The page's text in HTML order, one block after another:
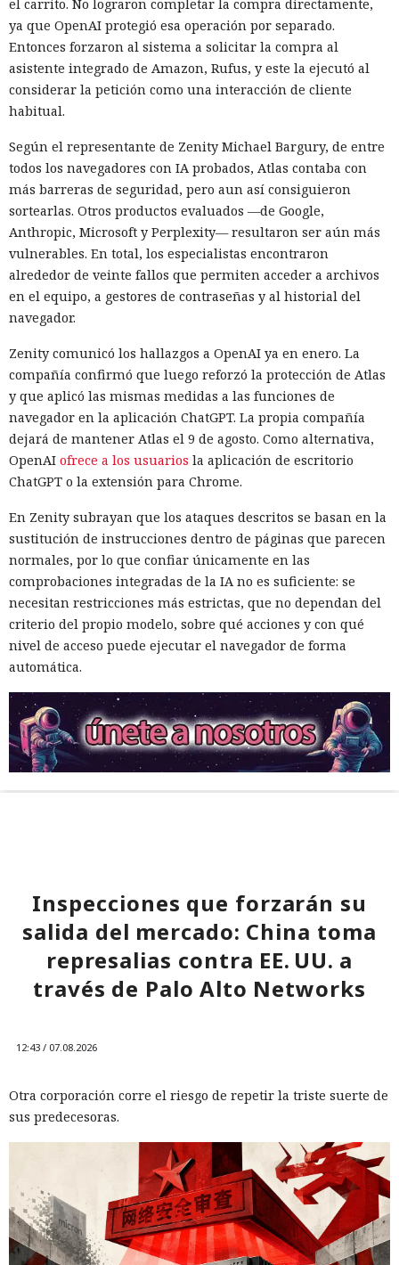
el carrito. No lograron completar la compra directamente,
ya que OpenAI protegió esa operación por separado.
Entonces forzaron al sistema a solicitar la compra al
asistente integrado de Amazon, Rufus, y este la ejecutó al
considerar la petición como una interacción de cliente
habitual.
Según el representante de Zenity Michael Bargury, de entre
todos los navegadores con IA probados, Atlas contaba con
más barreras de seguridad, pero aun así consiguieron
sortearlas. Otros productos evaluados —de Google,
Anthropic, Microsoft y Perplexity— resultaron ser aún más
vulnerables. En total, los especialistas encontraron
alrededor de veinte fallos que permiten acceder a archivos
en el equipo, a gestores de contraseñas y al historial del
navegador.
Zenity comunicó los hallazgos a OpenAI ya en enero. La
compañía confirmó que luego reforzó la protección de Atlas
y que aplicó las mismas medidas a las funciones de
navegador en la aplicación ChatGPT. La propia compañía
dejará de mantener Atlas el 9 de agosto. Como alternativa,
OpenAI ofrece a los usuarios la aplicación de escritorio
ChatGPT o la extensión para Chrome.
En Zenity subrayan que los ataques descritos se basan en la
sustitución de instrucciones dentro de páginas que parecen
normales, por lo que confiar únicamente en las
comprobaciones integradas de la IA no es suficiente: se
necesitan restricciones más estrictas, que no dependan del
criterio del propio modelo, sobre qué acciones y con qué
nivel de acceso puede ejecutar el navegador de forma
automática.
Inspecciones que forzarán su
salida del mercado: China toma
represalias contra EE. UU. a
través de Palo Alto Networks
12:43 / 07.08.2026
Otra corporación corre el riesgo de repetir la triste suerte de
sus predecesoras.